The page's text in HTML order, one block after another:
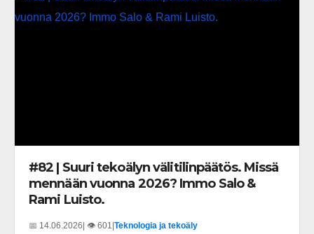
#82 | Suuri tekoälyn välitilinpäätös. Missä
mennään vuonna 2026? Immo Salo &
Rami Luisto.
📅 14.06.2026 | 👁️ 601 Teknologia ja tekoäly